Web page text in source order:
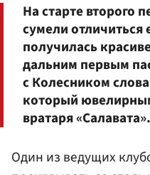
На старте второго
сумели
получилась
дальним первым
с Колесником
который
вратаря «Салавата».
Один из ведущих